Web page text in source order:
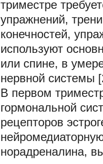
триместре
упражнений,
конечностей,
используют
или спине, в
нервной системы
В первом
гормональной
рецепторов
норадреналина,